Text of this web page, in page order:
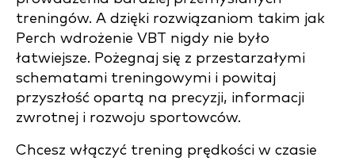
treningów. A dzięki rozwiązaniom takim jak
Perch wdrożenie VBT nigdy nie było
łatwiejsze. Pożegnaj się z przestarzałymi
schematami treningowymi i powitaj
przyszłość opartą na precyzji, informacji
zwrotnej i rozwoju sportowców.
Chcesz włączyć trening prędkości w czasie